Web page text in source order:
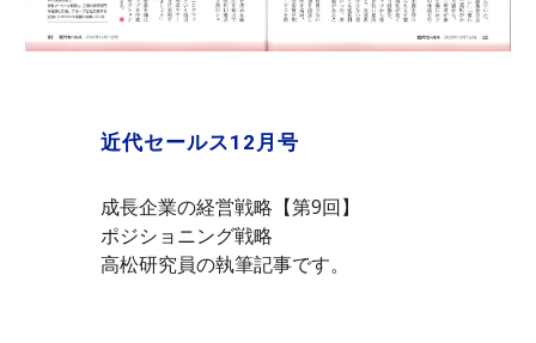
近代セールス12月号
成長企業の経営戦略【第9回】
ポジショニング戦略
高松研究員の執筆記事です。